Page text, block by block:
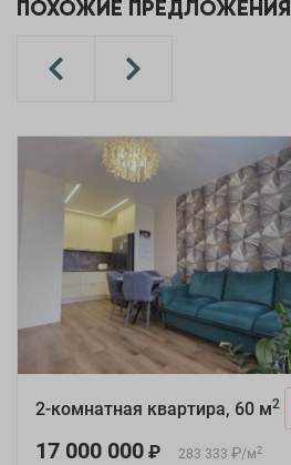
ПОХОЖИЕ ПРЕДЛОЖЕНИЯ
2-комнатная квартира, 60 м2
17 000 000 ₽ 283 333 ₽/м2